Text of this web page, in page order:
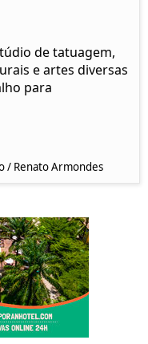
de tatuagem,
e artes diversas
para
/ Renato Armondes